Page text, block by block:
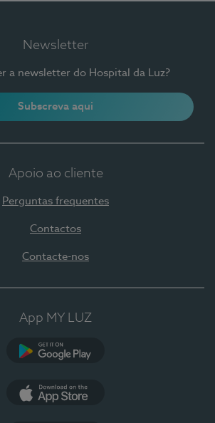
Newsletter
a newsletter do Hospital da Luz?
Subscreva aqui
Apoio ao cliente
Perguntas frequentes
Contactos
Contacte-nos
App MY LUZ